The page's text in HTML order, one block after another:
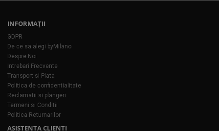
INFORMAŢII
GDPR
De ce sa alegi byMilano
Despre Noi
Intrebari Frecvente
Transport si Plata
Politica de confidentialitate
Reclamatii si plangeri
Termeni si Conditii
Politica Returnarilor
ASISTENTA CLIENTI